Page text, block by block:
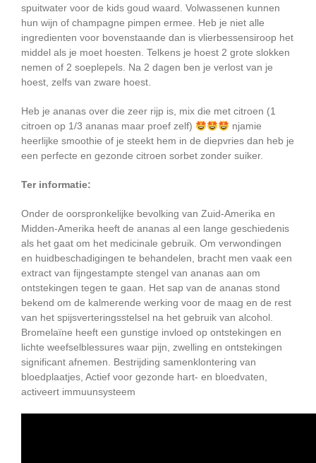
spuitwater voor de kids goud waard. Volwassenen kunnen
hun wijn of champagne pimpen ermee. Heb je niet alle
ingredienten voor bovenstaande dan is vlierbessensiroop het
middel als je moet hoesten. Telkens je hoest 2 grote slokken
nemen of 2 soeplepels. Na 2 dagen ben je verlost van je
hoest, zelfs van zware hoest.
Heb je ananas over die zeer rijp is, mix die met citroen (1
citroen op 1/3 ananas maar proef zelf)
njamie
heerlijke smoothie of je steekt hem in de diepvries dan heb je
een perfecte en gezonde citroen sorbet zonder suiker.
Ter informatie:
Onder de oorspronkelijke bevolking van Zuid-Amerika en
Midden-Amerika heeft de ananas al een lange geschiedenis
als het gaat om het medicinale gebruik. Om verwondingen
en huidbeschadigingen te behandelen, bracht men vaak een
extract van fijngestampte stengel van ananas aan om
ontstekingen tegen te gaan. Het sap van de ananas stond
bekend om de kalmerende werking voor de maag en de rest
van het spijsverteringsstelsel na het gebruik van alcohol.
Bromelaïne heeft een gunstige invloed op ontstekingen en
lichte weefselblessures waar pijn, zwelling en ontstekingen
significant afnemen. Bestrijding samenklontering van
bloedplaatjes, Actief voor gezonde hart- en bloedvaten,
activeert immuunsysteem